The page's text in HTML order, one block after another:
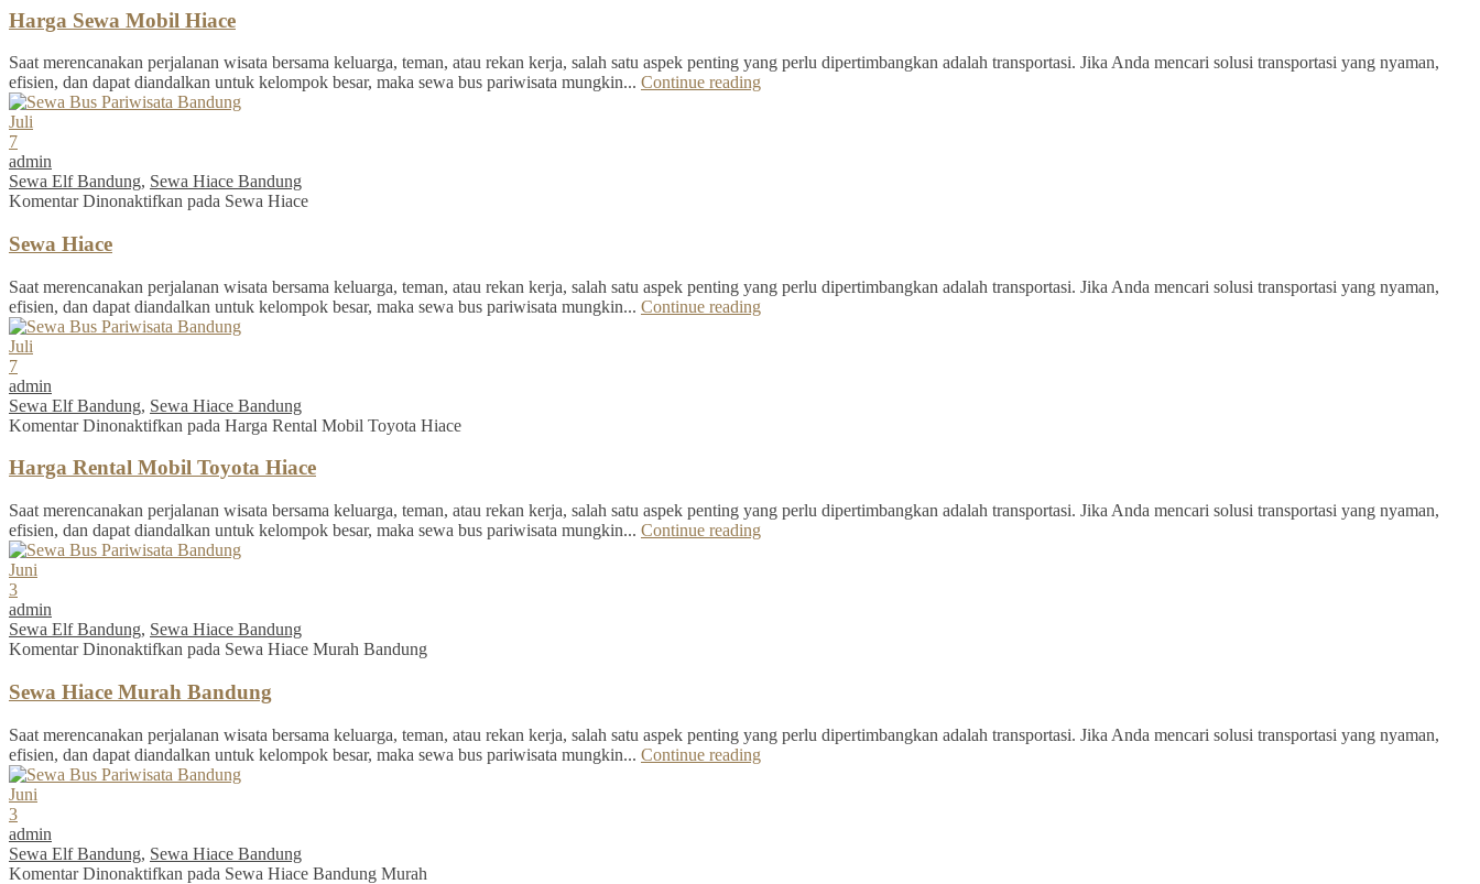
Harga Sewa Mobil Hiace
Saat merencanakan perjalanan wisata bersama keluarga, teman, atau rekan kerja, salah satu aspek penting yang perlu dipertimbangkan adalah transportasi. Jika Anda mencari solusi transportasi yang nyaman,
efisien, dan dapat diandalkan untuk kelompok besar, maka sewa bus pariwisata mungkin... Continue reading
Juli
7
admin
Sewa Elf Bandung, Sewa Hiace Bandung
Komentar Dinonaktifkan pada Sewa Hiace
Sewa Hiace
Saat merencanakan perjalanan wisata bersama keluarga, teman, atau rekan kerja, salah satu aspek penting yang perlu dipertimbangkan adalah transportasi. Jika Anda mencari solusi transportasi yang nyaman,
efisien, dan dapat diandalkan untuk kelompok besar, maka sewa bus pariwisata mungkin... Continue reading
Juli
7
admin
Sewa Elf Bandung, Sewa Hiace Bandung
Komentar Dinonaktifkan pada Harga Rental Mobil Toyota Hiace
Harga Rental Mobil Toyota Hiace
Saat merencanakan perjalanan wisata bersama keluarga, teman, atau rekan kerja, salah satu aspek penting yang perlu dipertimbangkan adalah transportasi. Jika Anda mencari solusi transportasi yang nyaman,
efisien, dan dapat diandalkan untuk kelompok besar, maka sewa bus pariwisata mungkin... Continue reading
Juni
3
admin
Sewa Elf Bandung, Sewa Hiace Bandung
Komentar Dinonaktifkan pada Sewa Hiace Murah Bandung
Sewa Hiace Murah Bandung
Saat merencanakan perjalanan wisata bersama keluarga, teman, atau rekan kerja, salah satu aspek penting yang perlu dipertimbangkan adalah transportasi. Jika Anda mencari solusi transportasi yang nyaman,
efisien, dan dapat diandalkan untuk kelompok besar, maka sewa bus pariwisata mungkin... Continue reading
Juni
3
admin
Sewa Elf Bandung, Sewa Hiace Bandung
Komentar Dinonaktifkan pada Sewa Hiace Bandung Murah